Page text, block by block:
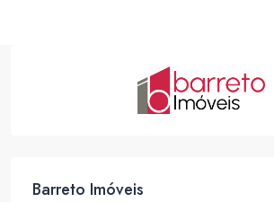
Barreto Imóveis